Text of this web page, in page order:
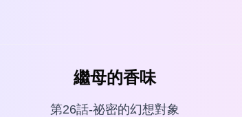
繼母的香味
第26話-祕密的幻想對象